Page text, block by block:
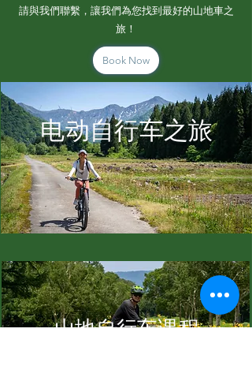
請與我們聯繫，讓我們為您找到最好的山地車之
旅！
Book Now
电动自行车之旅
山地自行车课程